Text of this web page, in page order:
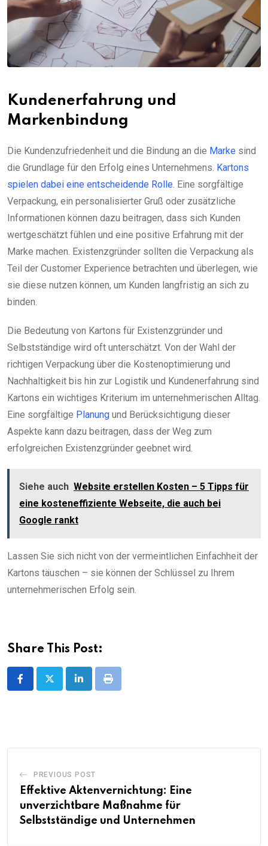
Kundenerfahrung und
Markenbindung
Die Kundenzufriedenheit und die Bindung an die Marke sind
die Grundlage für den Erfolg eines Unternehmens. Kartons
spielen dabei eine entscheidende Rolle. Eine sorgfältige
Verpackung, ein personalisierter Gruß oder zusätzliche
Informationen können dazu beitragen, dass sich Kunden
wertgeschätzt fühlen und eine positive Erfahrung mit der
Marke machen. Existenzgründer sollten die Verpackung als
Teil der Customer Experience betrachten und überlegen, wie
sie diese nutzen können, um Kunden langfristig an sich zu
binden.
Die Bedeutung von Kartons für Existenzgründer und
Selbstständige wird oft unterschätzt. Von der Wahl der
richtigen Verpackung über die Kostenoptimierung und
Nachhaltigkeit bis hin zur Logistik und Kundenerfahrung sind
Kartons ein wichtiges Kriterium im unternehmerischen Alltag.
Eine sorgfältige Planung und Berücksichtigung dieser
Aspekte kann dazu beitragen, dass der Weg zum
erfolgreichen Existenzgründer geebnet wird.
Siehe auch Website erstellen Kosten – 5 Tipps für
eine kosteneffiziente Webseite, die auch bei
Google rankt
Lassen Sie sich nicht von der vermeintlichen Einfachheit der
Kartons täuschen – sie können der Schlüssel zu Ihrem
unternehmerischen Erfolg sein.
Share This Post:
LinkedInPrint
PREVIOUS POST
Effektive Aktenvernichtung: Eine
unverzichtbare Maßnahme für
Selbstständige und Unternehmen